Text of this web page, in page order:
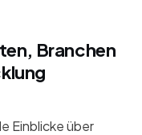
Branchen
Einblicke über